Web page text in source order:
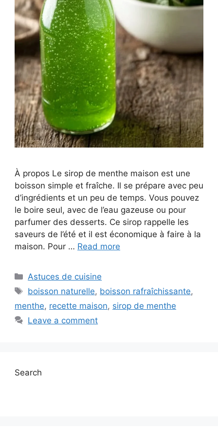
À propos Le sirop de menthe maison est une
boisson simple et fraîche. Il se prépare avec peu
d’ingrédients et un peu de temps. Vous pouvez
le boire seul, avec de l’eau gazeuse ou pour
parfumer des desserts. Ce sirop rappelle les
saveurs de l’été et il est économique à faire à la
maison. Pour … Read more
Categories
Astuces de cuisine
Tags
boisson naturelle, boisson rafraîchissante,
menthe, recette maison, sirop de menthe
Leave a comment
Search